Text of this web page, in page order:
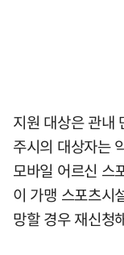
지원 대상은 관내
주시의 대상자는
모바일 어르신 스
이 가맹 스포츠시
망할 경우 재신청